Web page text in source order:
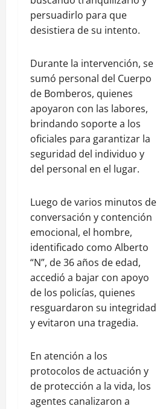
persuadirlo para que
desistiera de su intento.
Durante la intervención, se
sumó personal del Cuerpo
de Bomberos, quienes
apoyaron con las labores,
brindando soporte a los
oficiales para garantizar la
seguridad del individuo y
del personal en el lugar.
Luego de varios minutos de
conversación y contención
emocional, el hombre,
identificado como Alberto
“N”, de 36 años de edad,
accedió a bajar con apoyo
de los policías, quienes
resguardaron su integridad
y evitaron una tragedia.
En atención a los
protocolos de actuación y
de protección a la vida, los
agentes canalizaron a